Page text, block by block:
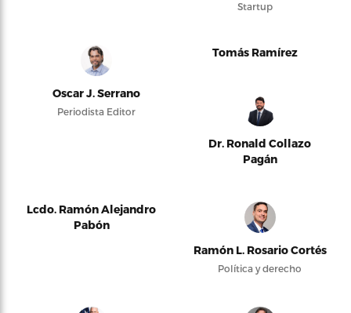
Startup
Oscar J. Serrano
Periodista Editor
Tomás Ramírez
Dr. Ronald Collazo
Pagán
Lcdo. Ramón Alejandro
Pabón
Ramón L. Rosario Cortés
Política y derecho